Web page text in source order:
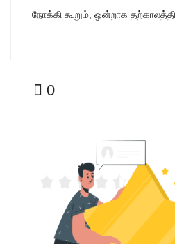
நோக்கி கூறும், ஒன்றாக
0